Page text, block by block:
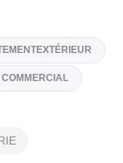
G0J 3E0